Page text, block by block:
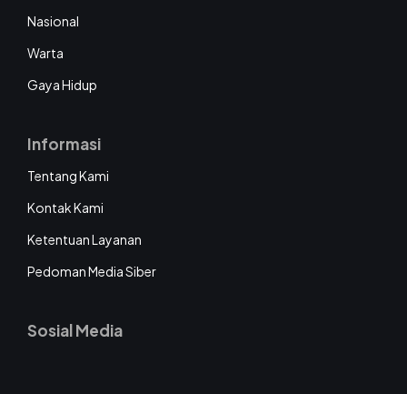
Nasional
Warta
Gaya Hidup
Informasi
Tentang Kami
Kontak Kami
Ketentuan Layanan
Pedoman Media Siber
Sosial Media